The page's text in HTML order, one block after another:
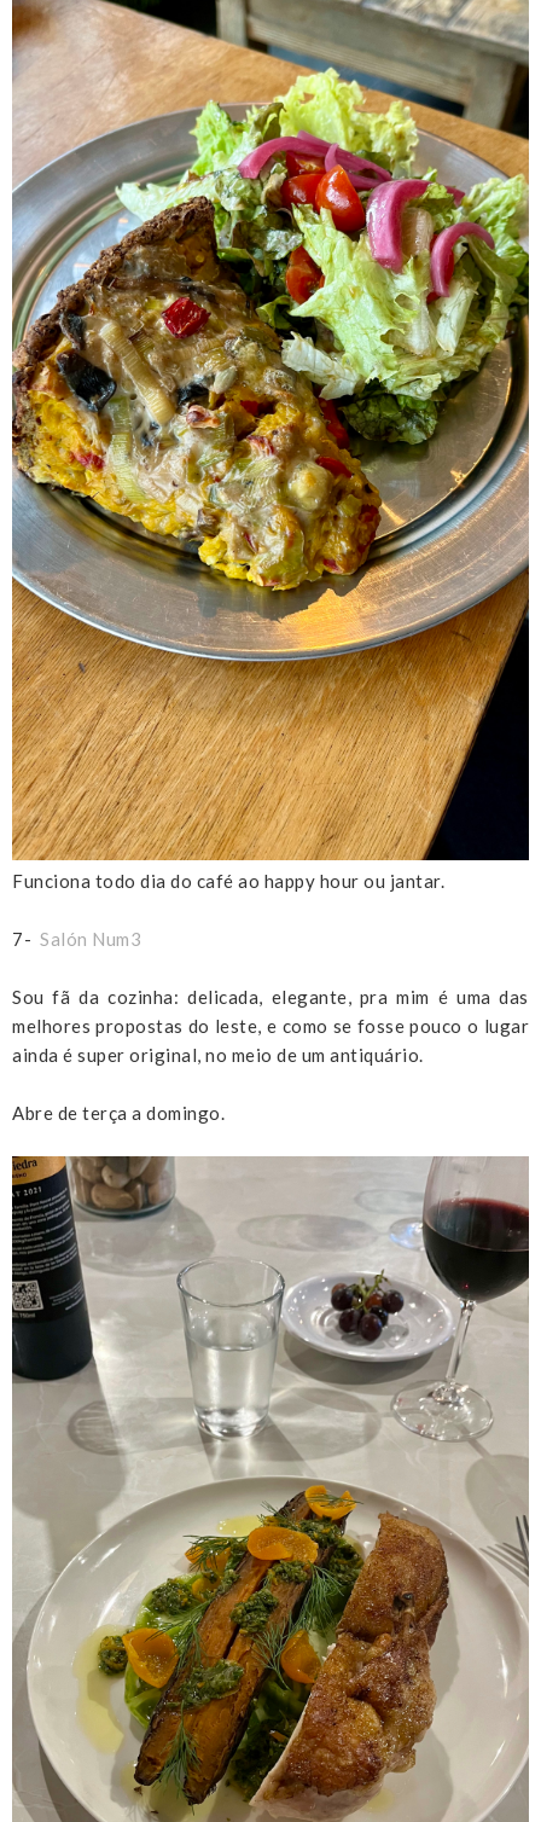
Funciona todo dia do café ao happy hour ou jantar.
7- Salón Num3
Sou fã da cozinha: delicada, elegante, pra mim é uma das
melhores propostas do leste, e como se fosse pouco o lugar
ainda é super original, no meio de um antiquário.
Abre de terça a domingo.